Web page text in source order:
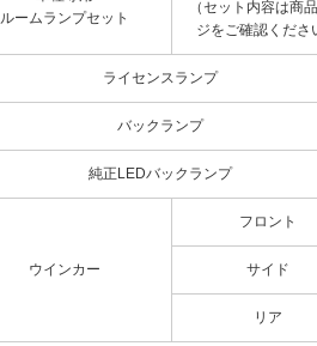
ルームランプセット
（セット内容は商
ジをご確認くださ
ライセンスランプ
バックランプ
純正LEDバックランプ
ウインカー
フロント
サイド
リア